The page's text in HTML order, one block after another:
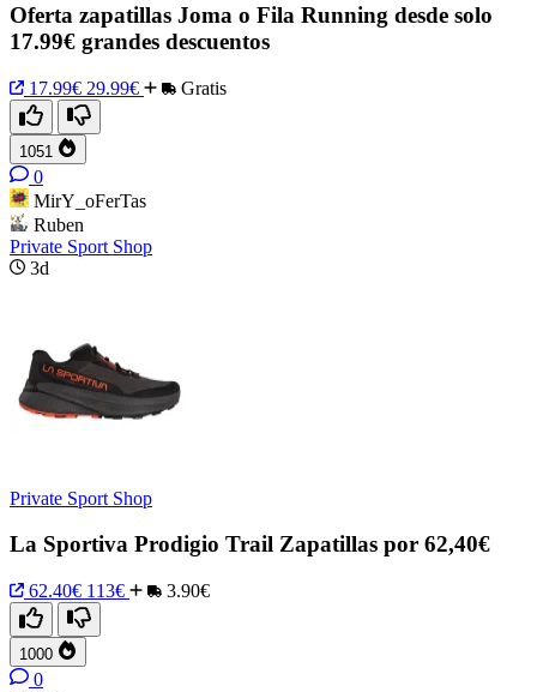
Oferta zapatillas Joma o Fila Running desde solo
17.99€ grandes descuentos
17.99€ 29.99€ Gratis
1051
0
MirY_oFerTas
Ruben
Private Sport Shop
3d
Private Sport Shop
La Sportiva Prodigio Trail Zapatillas por 62,40€
62.40€ 113€ 3.90€
1000
0